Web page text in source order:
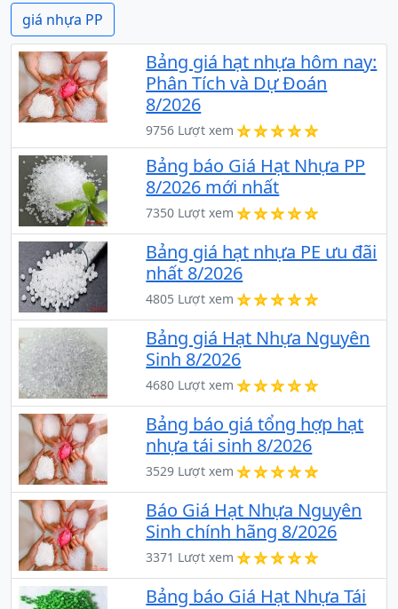
giá nhựa PP
Bảng giá hạt nhựa hôm nay:
Phân Tích và Dự Đoán
8/2026
9756 Lượt xem
Bảng báo Giá Hạt Nhựa PP
8/2026 mới nhất
7350 Lượt xem
Bảng giá hạt nhựa PE ưu đãi
nhất 8/2026
4805 Lượt xem
Bảng giá Hạt Nhựa Nguyên
Sinh 8/2026
4680 Lượt xem
Bảng báo giá tổng hợp hạt
nhựa tái sinh 8/2026
3529 Lượt xem
Báo Giá Hạt Nhựa Nguyên
Sinh chính hãng 8/2026
3371 Lượt xem
Bảng báo Giá Hạt Nhựa Tái